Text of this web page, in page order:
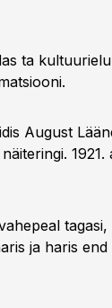
ta
August
ja haris